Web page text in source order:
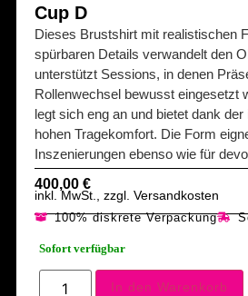
Cup D
Dieses Brustshirt mit realistischen
spürbaren Details verwandelt den
unterstützt Sessions, in denen
Rollenwechsel bewusst eingesetzt
legt sich eng an und bietet dank
hohen Tragekomfort. Die Form
Inszenierungen ebenso wie für
400,00 €
inkl. MwSt., zzgl. Versandkosten
100% diskrete Verpackung
Sofort verfügbar
In den Warenkorb